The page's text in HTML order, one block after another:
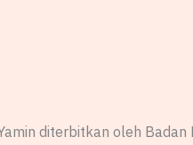
diterbitkan oleh Badan